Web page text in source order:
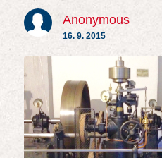
Anonymous
16. 9. 2015